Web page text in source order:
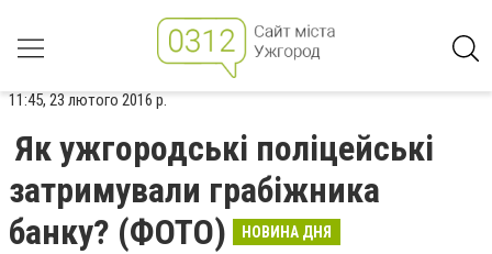
11:45, 23 лютого 2016 р.
Як ужгородські поліцейські
затримували грабіжника
банку? (ФОТО)
НОВИНА ДНЯ